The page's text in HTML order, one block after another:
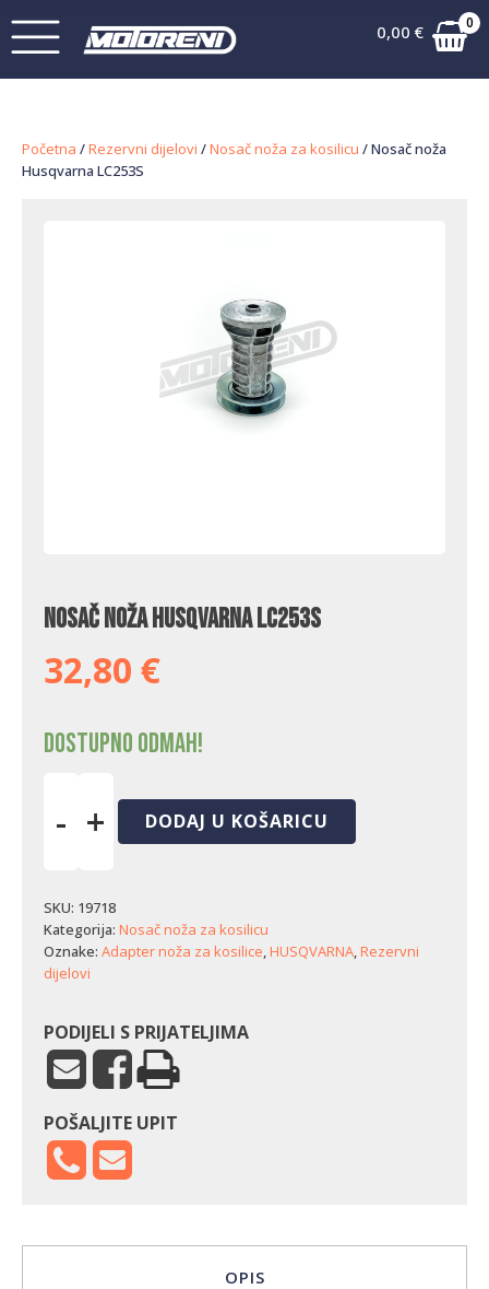
0,00 € 0
Početna /Rezervni dijelovi /Nosač noža za kosilicu / Nosač noža
Husqvarna LC253S
Nosač noža Husqvarna LC253S
32,80 €
Dostupno odmah!
-
LC253S
količina
+ DODAJ U KOŠARICU
SKU: 19718
Kategorija: Nosač noža za kosilicu
Oznake: Adapter noža za kosilice,HUSQVARNA,Rezervni
dijelovi
PODIJELI S PRIJATELJIMA
POŠALJITE UPIT
OPIS